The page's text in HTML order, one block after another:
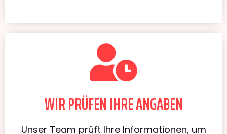
WIR PRÜFEN IHRE ANGABEN
Unser Team prüft Ihre Informationen, um